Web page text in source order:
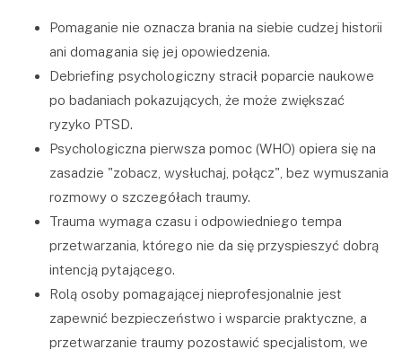
Pomaganie nie oznacza brania na siebie cudzej historii
ani domagania się jej opowiedzenia.
Debriefing psychologiczny stracił poparcie naukowe
po badaniach pokazujących, że może zwiększać
ryzyko PTSD.
Psychologiczna pierwsza pomoc (WHO) opiera się na
zasadzie "zobacz, wysłuchaj, połącz", bez wymuszania
rozmowy o szczegółach traumy.
Trauma wymaga czasu i odpowiedniego tempa
przetwarzania, którego nie da się przyspieszyć dobrą
intencją pytającego.
Rolą osoby pomagającej nieprofesjonalnie jest
zapewnić bezpieczeństwo i wsparcie praktyczne, a
przetwarzanie traumy pozostawić specjalistom, we